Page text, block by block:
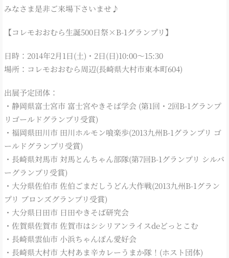
みなさま是非ご来場下さいませ♪
【コレモおおむら生誕500日祭×B-1グランプリ】
日時：2014年2月1日(土)・2日(日)10:00～15:30
場所：コレモおおむら周辺(長崎県大村市東本町604)
出展予定団体：
・静岡県富士宮市 富士宮やきそば学会 (第1回・2回B-1グランプ
リゴールドグランプリ受賞)
・福岡県田川市 田川ホルモン喰楽歩(2013九州B-1グランプリ ゴ
ールドグランプリ受賞)
・長崎県対馬市 対馬とんちゃん部隊(第7回B-1グランプリ シルバ
ーグランプリ受賞)
・大分県佐伯市 佐伯ごまだしうどん大作戦(2013九州B-1グラン
プリ ブロンズグランプリ受賞)
・大分県日田市 日田やきそば研究会
・佐賀県佐賀市 佐賀市はシシリアンライスdeどっとこむ
・長崎県雲仙市 小浜ちゃんぽん愛好会
・長崎県大村市 大村あま辛カレーうまか隊！(ホスト団体)